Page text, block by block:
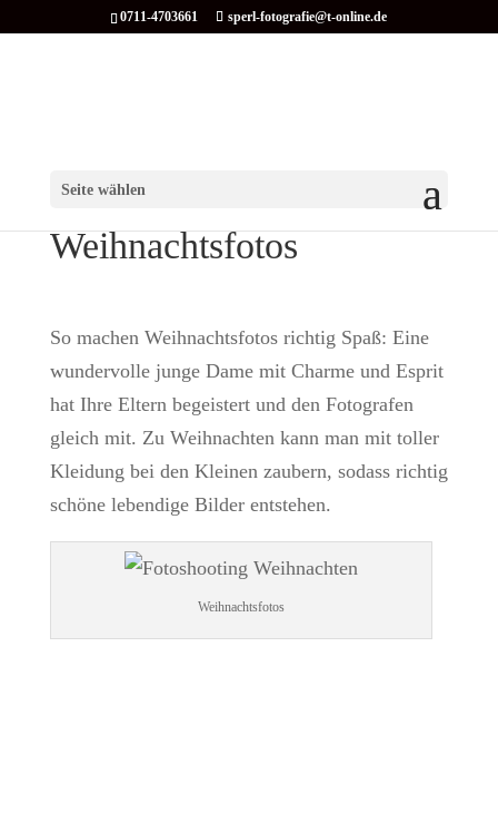
0711-4703661 sperl-fotografie@t-online.de
Seite wählen
Weihnachtsfotos
So machen Weihnachtsfotos richtig Spaß: Eine
wundervolle junge Dame mit Charme und Esprit
hat Ihre Eltern begeistert und den Fotografen
gleich mit. Zu Weihnachten kann man mit toller
Kleidung bei den Kleinen zaubern, sodass richtig
schöne lebendige Bilder entstehen.
Weihnachtsfotos